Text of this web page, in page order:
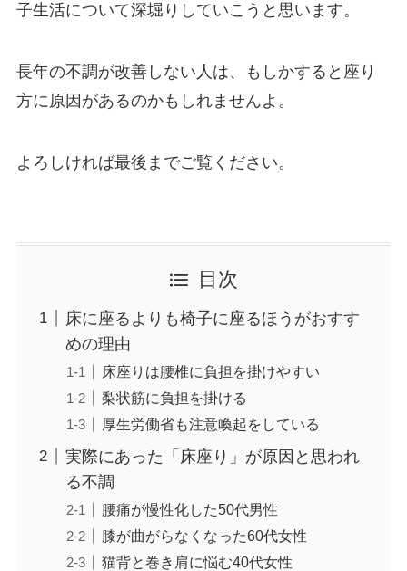
子生活について深堀りしていこうと思います。
長年の不調が改善しない人は、もしかすると座り
方に原因があるのかもしれませんよ。
よろしければ最後までご覧ください。
目次
床に座るよりも椅子に座るほうがおすす
めの理由
床座りは腰椎に負担を掛けやすい
梨状筋に負担を掛ける
厚生労働省も注意喚起をしている
実際にあった「床座り」が原因と思われ
る不調
腰痛が慢性化した50代男性
膝が曲がらなくなった60代女性
猫背と巻き肩に悩む40代女性